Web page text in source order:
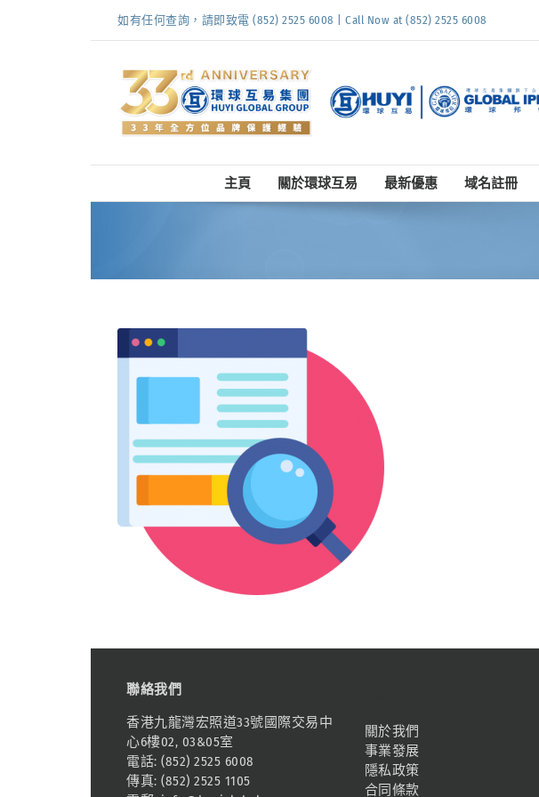
如有任何查詢，請即致電 (852) 2525 6008 | Call Now at (852) 2525 6008
主頁 關於環球互易 最新優惠 域名註冊
聯絡我們
香港九龍灣宏照道33號國際交易中
心6樓02, 03&05室
電話: (852) 2525 6008
傳真: (852) 2525 1105
關於我們
事業發展
隱私政策
合同條款